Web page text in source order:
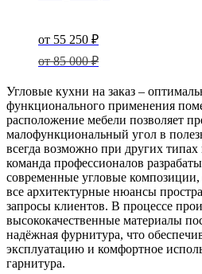
от85 000₽
price
was:
85
от 55 250 ₽Current
price
55
250 ₽.
Угловые кухни на заказ –
функционального применения
расположение мебели позволяет
малофункциональный угол в
всегда возможно при других
команда профессионалов
современные угловые
все архитектурные нюансы
запросы клиентов. В процессе
высококачественные материалы
надёжная фурнитура, что
эксплуатацию и комфортное
гарнитура.